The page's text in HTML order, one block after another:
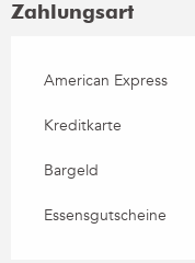
Zahlungsart
American Express
Kreditkarte
Bargeld
Essensgutscheine